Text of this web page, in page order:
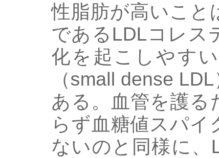
性脂肪が高いこと
であるLDLコレス
化を起こしやす
（small dense
ある。血管を護る
らず血糖値スパ
ないのと同様に